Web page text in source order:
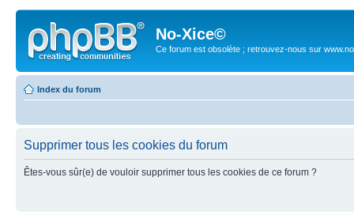
No-Xice©
Ce forum est obsolète ; retrouvez-nous sur
Index du forum
Supprimer tous les cookies du forum
Êtes-vous sûr(e) de vouloir supprimer tous les cookies de ce forum ?